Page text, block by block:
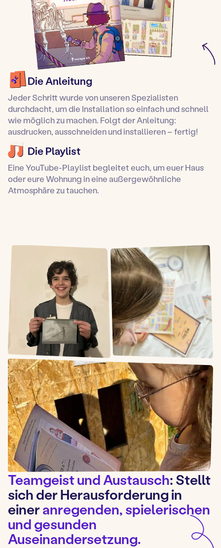
Die Anleitung
Jeder Schritt wurde von unseren Spezialisten
durchdacht, um die Installation so einfach und schnell
wie möglich zu machen. Folgt der Anleitung:
ausdrucken, ausschneiden und installieren – fertig!
Die Playlist
Eine YouTube-Playlist begleitet euch, um euer Haus
oder eure Wohnung in eine außergewöhnliche
Atmosphäre zu tauchen.
Teamgeist und Austausch: Stellt
sich der Herausforderung in
eineranregenden, spielerischen
und gesunden
Auseinandersetzung.